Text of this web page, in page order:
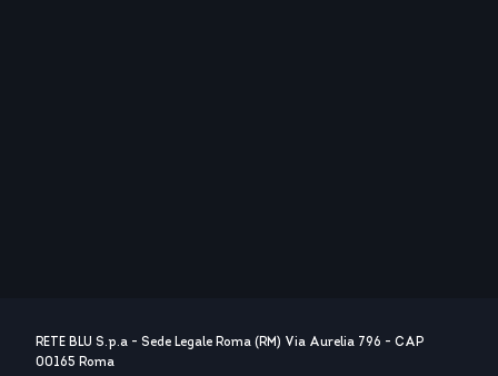
RETE BLU S.p.a - Sede Legale Roma (RM) Via Aurelia 796 - CAP
00165 Roma